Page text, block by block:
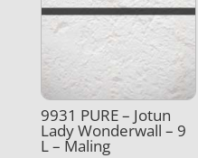
9931 PURE – Jotun
Lady Wonderwall – 9
L – Maling